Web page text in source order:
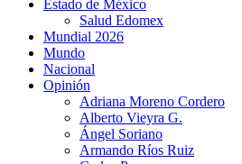
Estado de México
Salud Edomex
Mundial 2026
Mundo
Nacional
Opinión
Adriana Moreno Cordero
Alberto Vieyra G.
Ángel Soriano
Armando Ríos Ruiz